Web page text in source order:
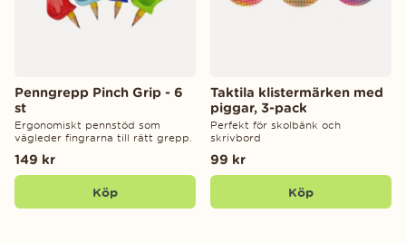
Penngrepp Pinch Grip - 6
st
Ergonomiskt pennstöd som
vägleder fingrarna till rätt grepp.
149 kr
Köp
Taktila klistermärken med
piggar, 3-pack
Perfekt för skolbänk och
skrivbord
99 kr
Köp